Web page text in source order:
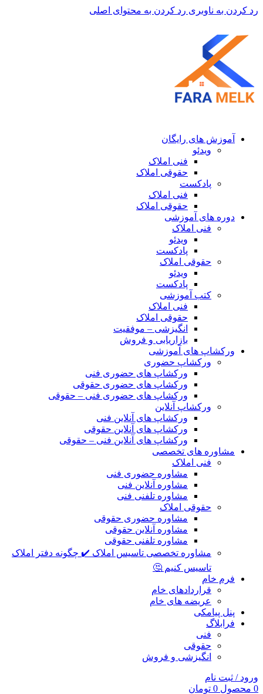
رد کردن به ناوبری رد کردن به محتوای اصلی
آموزش های رایگان
ویدئو
فنی املاک
حقوقی املاک
پادکست
فنی املاک
حقوقی املاک
دوره های آموزشی
فنی املاک
ویدئو
پادکست
حقوقی املاک
ویدئو
پادکست
کتب آموزشی
فنی املاک
حقوقی املاک
انگیزشی – موفقیت
بازاریابی و فروش
ورکشاپ های آموزشی
ورکشاپ حضوری
ورکشاپ های حضوری فنی
ورکشاپ های حضوری حقوقی
ورکشاپ های حضوری فنی – حقوقی
ورکشاپ آنلاین
ورکشاپ های آنلاین فنی
ورکشاپ های آنلاین حقوقی
ورکشاپ های آنلاین فنی – حقوقی
مشاوره های تخصصی
فنی املاک
مشاوره حضوری فنی
مشاوره آنلاین فنی
مشاوره تلفنی فنی
حقوقی املاک
مشاوره حضوری حقوقی
مشاوره آنلاین حقوقی
مشاوره تلفنی حقوقی
مشاوره تخصصی تاسیس املاک ✔️ چگونه دفتر املاک
تاسیس کنیم 🤔
فرم خام
قراردادهای خام
عریضه های خام
پنل پیامکی
فرابلاگ
فنی
حقوقی
انگیزشی و فروش
ورود / ثبت نام
0 محصول 0 تومان